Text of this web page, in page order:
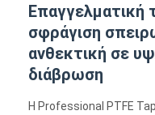
Επαγγελματική
σφράγιση
ανθεκτική σε
διάβρωση
Η Professional PTFE